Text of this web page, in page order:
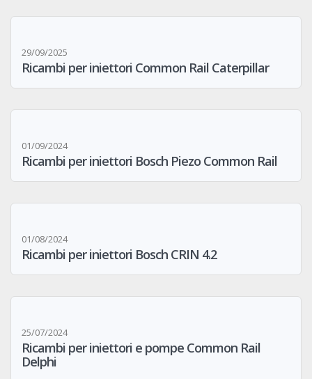
29/09/2025
Ricambi per iniettori Common Rail Caterpillar
01/09/2024
Ricambi per iniettori Bosch Piezo Common Rail
01/08/2024
Ricambi per iniettori Bosch CRIN 4.2
25/07/2024
Ricambi per iniettori e pompe Common Rail
Delphi